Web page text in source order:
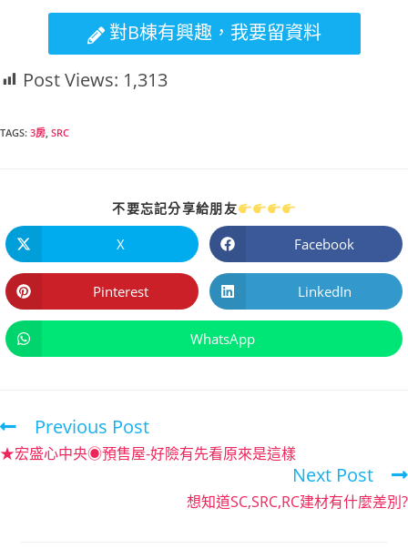
對B棟有興趣，我要留資料
Post Views: 1,313
TAGS: 3房 SRC
不要忘記分享給朋友
X Facebook
Pinterest LinkedIn
WhatsApp
Previous Post
★宏盛心中央◉預售屋-好險有先看原來是這樣
Next Post
想知道SC,SRC,RC建材有什麼差別?